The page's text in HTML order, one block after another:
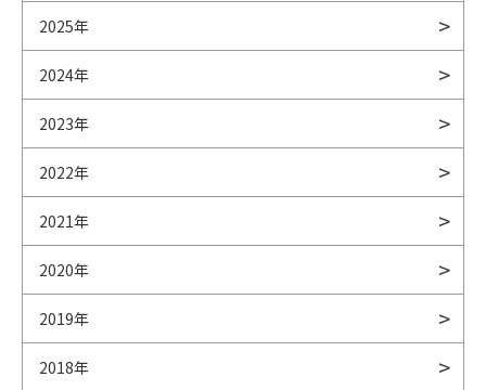
2025年
2024年
2023年
2022年
2021年
2020年
2019年
2018年